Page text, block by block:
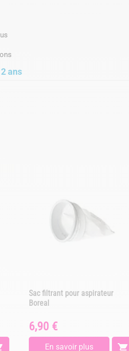
ans
Sac filtrant pour aspirateur
Boreal
Prix
6,90 €
En savoir plus 